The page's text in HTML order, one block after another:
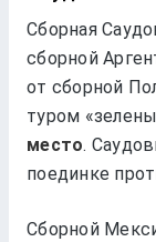
Сборная
сборной
от сборной
туром
место.
поединке
Сборной